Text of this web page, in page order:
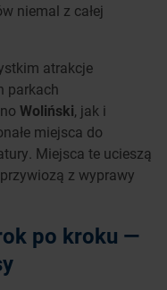
niemal z całej
atrakcje
parkach
Woliński, jak i
miejsca do
Miejsca te ucieszą
z wyprawy
po kroku —